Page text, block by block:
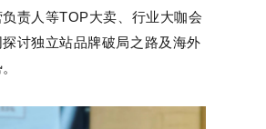
责人等TOP大卖、行业大咖会
讨独立站品牌破局之路及海外